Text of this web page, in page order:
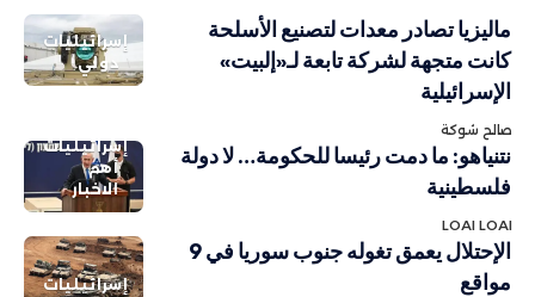
إسرائيليات
دولي
ماليزيا تصادر معدات لتصنيع الأسلحة
كانت متجهة لشركة تابعة لـ«إلبيت»
الإسرائيلية
صالح شوكة
إسرائيليات
أهم
الاخبار
نتنياهو: ما دمت رئيسا للحكومة… لا دولة
فلسطينية
LOAI LOAI
إسرائيليات
الإحتلال يعمق تغوله جنوب سوريا في 9
مواقع